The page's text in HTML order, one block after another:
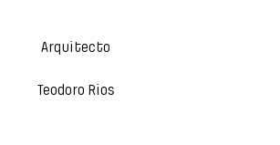
Arquitecto
Teodoro Rios